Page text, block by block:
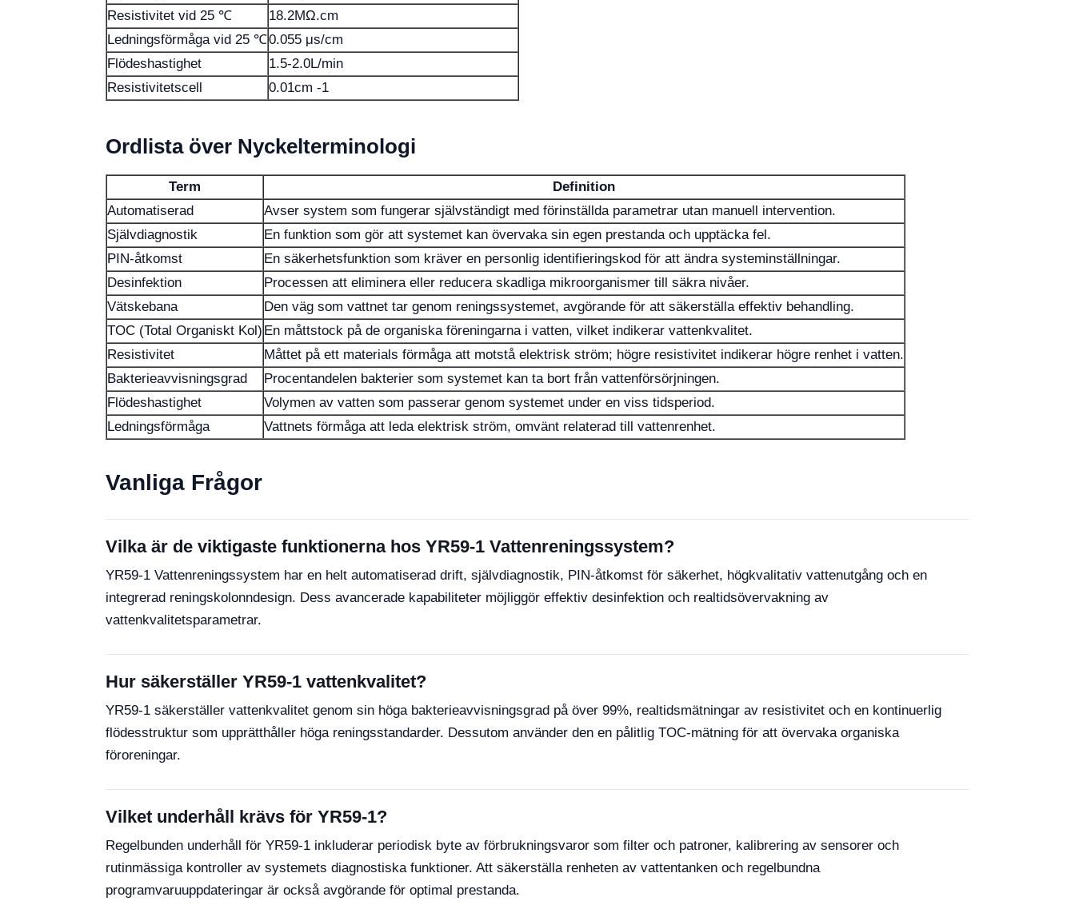
Resistivitet vid 25 ℃
18.2MΩ.cm
Ledningsförmåga vid 25 ℃0.055 μs/cm
Flödeshastighet
1.5-2.0L/min
Resistivitetscell
0.01cm -1
Ordlista över Nyckelterminologi
Term
Definition
Automatiserad
Avser system som fungerar självständigt med förinställda parametrar utan manuell intervention.
Självdiagnostik
En funktion som gör att systemet kan övervaka sin egen prestanda och upptäcka fel.
PIN-åtkomst
En säkerhetsfunktion som kräver en personlig identifieringskod för att ändra systeminställningar.
Desinfektion
Processen att eliminera eller reducera skadliga mikroorganismer till säkra nivåer.
Vätskebana
Den väg som vattnet tar genom reningssystemet, avgörande för att säkerställa effektiv behandling.
TOC (Total Organiskt Kol) En måttstock på de organiska föreningarna i vatten, vilket indikerar vattenkvalitet.
Resistivitet
Måttet på ett materials förmåga att motstå elektrisk ström; högre resistivitet indikerar högre renhet i vatten.
Bakterieavvisningsgrad
Procentandelen bakterier som systemet kan ta bort från vattenförsörjningen.
Flödeshastighet
Volymen av vatten som passerar genom systemet under en viss tidsperiod.
Ledningsförmåga
Vattnets förmåga att leda elektrisk ström, omvänt relaterad till vattenrenhet.
Vanliga Frågor
Vilka är de viktigaste funktionerna hos YR59-1 Vattenreningssystem?
YR59-1 Vattenreningssystem har en helt automatiserad drift, självdiagnostik, PIN-åtkomst för säkerhet, högkvalitativ vattenutgång och en
integrerad reningskolonndesign. Dess avancerade kapabiliteter möjliggör effektiv desinfektion och realtidsövervakning av
vattenkvalitetsparametrar.
Hur säkerställer YR59-1 vattenkvalitet?
YR59-1 säkerställer vattenkvalitet genom sin höga bakterieavvisningsgrad på över 99%, realtidsmätningar av resistivitet och en kontinuerlig
flödesstruktur som upprätthåller höga reningsstandarder. Dessutom använder den en pålitlig TOC-mätning för att övervaka organiska
föroreningar.
Vilket underhåll krävs för YR59-1?
Regelbunden underhåll för YR59-1 inkluderar periodisk byte av förbrukningsvaror som filter och patroner, kalibrering av sensorer och
rutinmässiga kontroller av systemets diagnostiska funktioner. Att säkerställa renheten av vattentanken och regelbundna
programvaruuppdateringar är också avgörande för optimal prestanda.